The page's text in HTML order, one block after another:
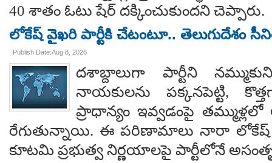
40 శాతం ఓటు షేర్ దక్కించుకుందని చెప్పారు.
లోకేష్ వైఖరి పార్టీకి చేటంటూ.. తెలుగుదేశం
Publish Date:Aug 8, 2026
దశాబ్దాలుగా పార్టీని
నాయకులను పక్కనపెట్టి,
ప్రాధాన్యం ఇవ్వడంపై తమ్ముళ్లలో
రేగుతున్నాయి. ఈ పరిణామాలు నారా లోకేష్
కూటమి ప్రభుత్వ నిర్ణయాలపై పార్టీలోనే